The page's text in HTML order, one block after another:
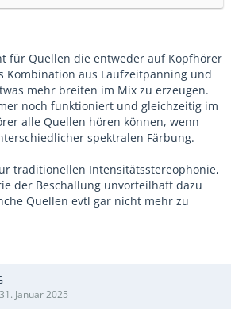
für Quellen die entweder auf Kopfhörer
Kombination aus Laufzeitpanning und
mehr breiten im Mix zu erzeugen.
noch funktioniert und gleichzeitig im
alle Quellen hören können, wenn
spektralen Färbung.
traditionellen Intensitätsstereophonie,
der Beschallung unvorteilhaft dazu
Quellen evtl gar nicht mehr zu
31. Januar 2025